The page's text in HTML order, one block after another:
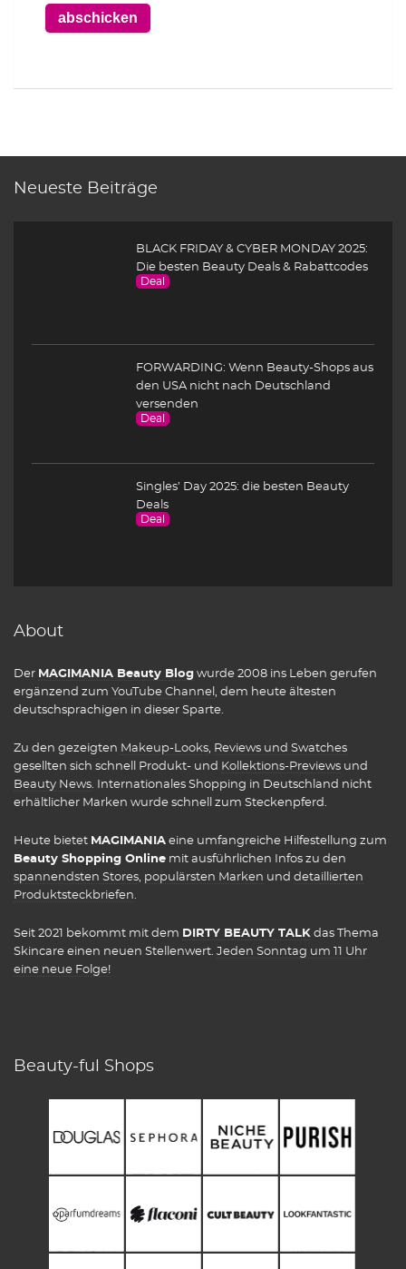
Neueste Beiträge
BLACK FRIDAY & CYBER MONDAY 2025:
Die besten Beauty Deals & Rabattcodes
Deal
FORWARDING: Wenn Beauty-Shops aus
den USA nicht nach Deutschland
versenden
Deal
Singles’ Day 2025: die besten Beauty
Deals
Deal
About
Der MAGIMANIA Beauty Blog wurde 2008 ins Leben gerufen
ergänzend zum YouTube Channel , dem heute ältesten
deutschsprachigen in dieser Sparte.
Zu den gezeigten Makeup-Looks, Reviews und Swatches
gesellten sich schnell Produkt- und Kollektions-Previews und
Beauty News. Internationales Shopping in Deutschland nicht
erhältlicher Marken wurde schnell zum Steckenpferd.
Heute bietet MAGIMANIA eine umfangreiche Hilfestellung zum
Beauty Shopping Online mit ausführlichen Infos zu den
spannendsten Stores, populärsten Marken und detaillierten
Produktsteckbriefen.
Seit 2021 bekommt mit dem DIRTY BEAUTY TALK das Thema
Skincare einen neuen Stellenwert. Jeden Sonntag um 11 Uhr
eine neue Folge!
Beauty-ful Shops